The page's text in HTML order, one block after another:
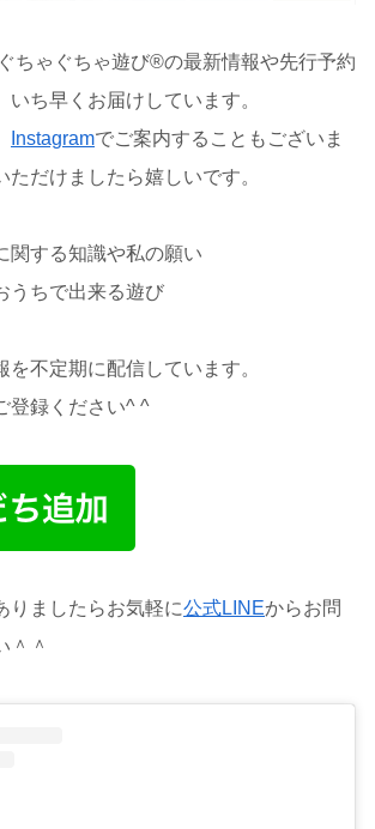
ちゃぐちゃ遊び®の最新情報や先行予約
いち早くお届けしています。
Instagramでご案内することもございま
ただけましたら嬉しいです。
関する知識や私の願い
うちで出来る遊び
を不定期に配信しています。
登録ください^ ^
りましたらお気軽に公式LINEからお問
＾＾